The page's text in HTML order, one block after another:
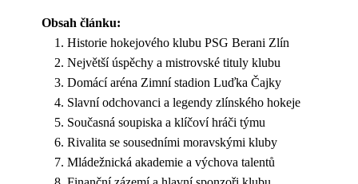
Obsah článku:
Historie hokejového klubu PSG Berani Zlín
Největší úspěchy a mistrovské tituly klubu
Domácí aréna Zimní stadion Luďka Čajky
Slavní odchovanci a legendy zlínského hokeje
Současná soupiska a klíčoví hráči týmu
Rivalita se sousedními moravskými kluby
Mládežnická akademie a výchova talentů